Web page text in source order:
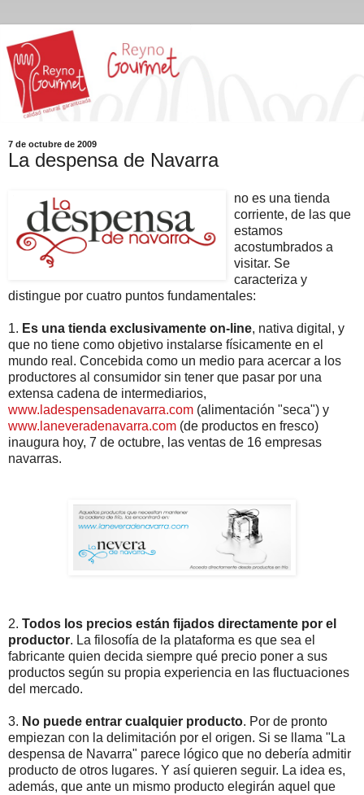
7 de octubre de 2009
La despensa de Navarra
no es una tienda
corriente, de las que
estamos
acostumbrados a
visitar. Se
caracteriza y
distingue por cuatro puntos fundamentales:
1. Es una tienda exclusivamente on-line, nativa digital, y
que no tiene como objetivo instalarse físicamente en el
mundo real. Concebida como un medio para acercar a los
productores al consumidor sin tener que pasar por una
extensa cadena de intermediarios,
www.ladespensadenavarra.com (alimentación "seca") y
www.laneveradenavarra.com (de productos en fresco)
inaugura hoy, 7 de octubre, las ventas de 16 empresas
navarras.
2. Todos los precios están fijados directamente por el
productor. La filosofía de la plataforma es que sea el
fabricante quien decida siempre qué precio poner a sus
productos según su propia experiencia en las fluctuaciones
del mercado.
3. No puede entrar cualquier producto. Por de pronto
empiezan con la delimitación por el origen. Si se llama "La
despensa de Navarra" parece lógico que no debería admitir
producto de otros lugares. Y así quieren seguir. La idea es,
además, que ante un mismo producto elegirán aquel que